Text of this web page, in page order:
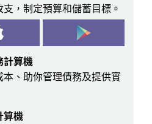
，制定預算和儲蓄目標。
計算機
本、助你管理債務及提供實
算機